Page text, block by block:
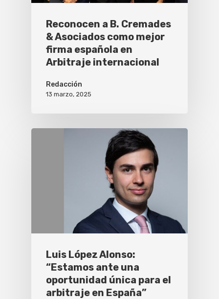
Reconocen a B. Cremades
& Asociados como mejor
firma española en
Arbitraje internacional
Redacción
13 marzo, 2025
Luis López Alonso:
“Estamos ante una
oportunidad única para el
arbitraje en España”